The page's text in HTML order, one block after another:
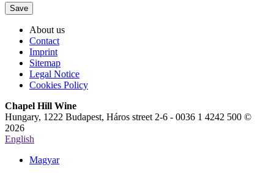
Save
About us
Contact
Imprint
Sitemap
Legal Notice
Cookies Policy
Chapel Hill Wine
Hungary, 1222 Budapest, Háros street 2-6 - 0036 1 4242 500 ©
2026
English
Magyar